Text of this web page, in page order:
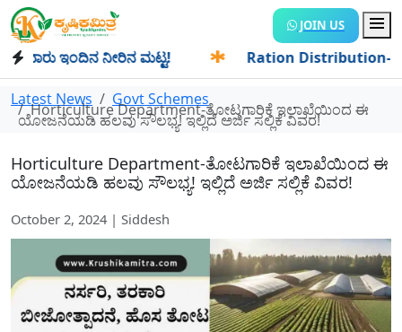
JOIN US
ಇಂದಿನ ನೀರಿನ ಮಟ್ಟ! ✱ Ration Distribution-
Latest News Govt Schemes
Horticulture Department-ತೋಟಗಾರಿಕೆ ಇಲಾಖೆಯಿಂದ ಈ
ಯೋಜನೆಯಡಿ ಹಲವು ಸೌಲಭ್ಯ! ಇಲ್ಲಿದೆ ಅರ್ಜಿ ಸಲ್ಲಿಕೆ ವಿವರ!
Horticulture Department-ತೋಟಗಾರಿಕೆ ಇಲಾಖೆಯಿಂದ ಈ
ಯೋಜನೆಯಡಿ ಹಲವು ಸೌಲಭ್ಯ! ಇಲ್ಲಿದೆ ಅರ್ಜಿ ಸಲ್ಲಿಕೆ ವಿವರ!
October 2, 2024 | Siddesh